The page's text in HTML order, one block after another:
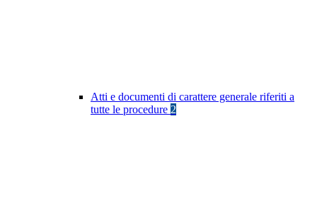
Atti e documenti di carattere generale riferiti a
tutte le procedure 2